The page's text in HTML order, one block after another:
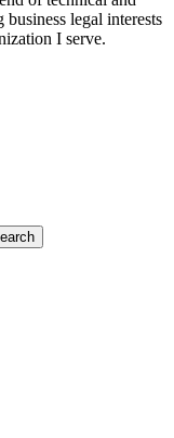
legal interests
I serve.